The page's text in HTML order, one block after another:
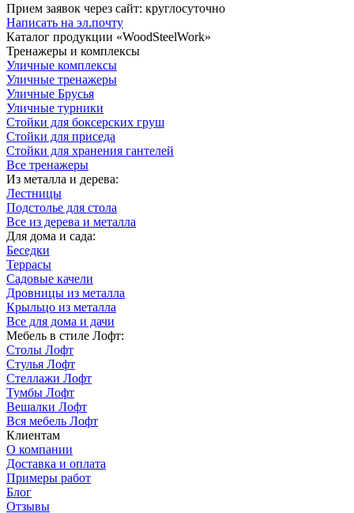
Прием заявок через сайт: круглосуточно
Написать на эл.почту
Каталог продукции «WoodSteelWork»
Тренажеры и комплексы
Уличные комплексы
Уличные тренажеры
Уличные Брусья
Уличные турники
Стойки для боксерских груш
Стойки для приседа
Стойки для хранения гантелей
Все тренажеры
Из металла и дерева:
Лестницы
Подстолье для стола
Все из дерева и металла
Для дома и сада:
Беседки
Террасы
Садовые качели
Дровницы из металла
Крыльцо из металла
Все для дома и дачи
Мебель в стиле Лофт:
Столы Лофт
Стулья Лофт
Стеллажи Лофт
Тумбы Лофт
Вешалки Лофт
Вся мебель Лофт
Клиентам
О компании
Доставка и оплата
Примеры работ
Блог
Отзывы